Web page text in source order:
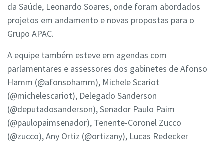
da Saúde, Leonardo Soares, onde foram abordados
projetos em andamento e novas propostas para o
Grupo APAC.
A equipe também esteve em agendas com
parlamentares e assessores dos gabinetes de Afonso
Hamm (@afonsohamm), Michele Scariot
(@michelescariot), Delegado Sanderson
(@deputadosanderson), Senador Paulo Paim
(@paulopaimsenador), Tenente-Coronel Zucco
(@zucco), Any Ortiz (@ortizany), Lucas Redecker